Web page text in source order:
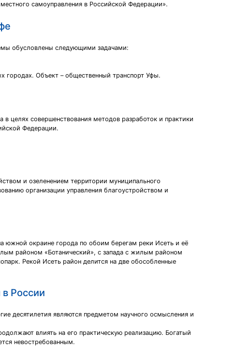
самоуправления в Российской Федерации».
обусловлены следующими задачами:
городах. Объект – общественный транспорт Уфы.
целях совершенствования методов разработок и практики
Федерации.
и озеленением территории муниципального
организации управления благоустройством и
южной окраине города по обоим берегам реки Исеть и её
районом «Ботанический», с запада с жилым районом
Рекой Исеть район делится на две обособленные
России
десятилетия являются предметом научного ос­мысления и
влиять на его практическую реализа­цию. Богатый
невостребованным.